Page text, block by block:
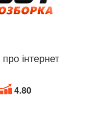
інтернет
4.80